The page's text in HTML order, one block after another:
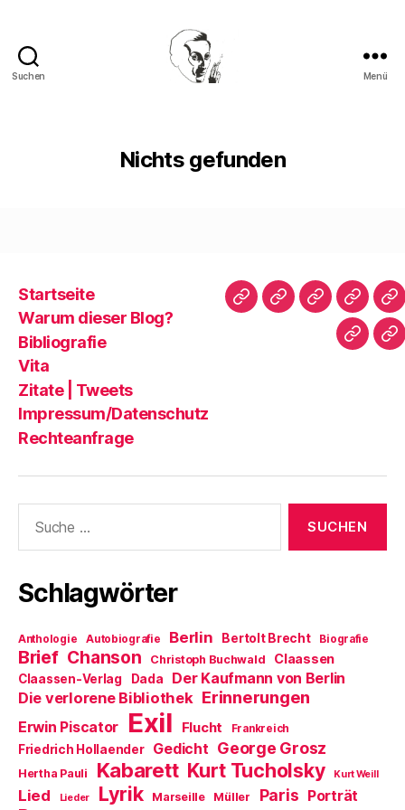
Suchen Menü
Nichts gefunden
Startseite
Warum dieser Blog?
Bibliografie
Vita
Zitate | Tweets
Impressum/Datenschutz
Rechteanfrage
Startseite
WarumBibliografie
Vita
|
nach:
Schlagwörter
Anthologie Autobiografie Berlin Bertolt Brecht Biografie
Brief Chanson Christoph Buchwald Claassen
Claassen-Verlag Dada Der Kaufmann von Berlin
Die verlorene Bibliothek Erinnerungen
Erwin Piscator Exil Flucht Frankreich
Friedrich Hollaender Gedicht George Grosz
Hertha Pauli Kabarett Kurt Tucholsky Kurt Weill
Lied Lieder Lyrik Marseille Müller Paris Porträt